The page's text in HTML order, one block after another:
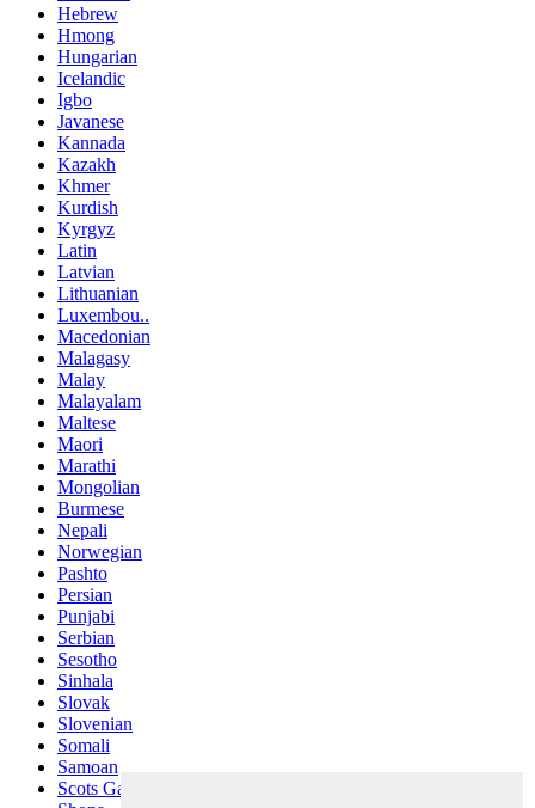
Hebrew
Hmong
Hungarian
Icelandic
Igbo
Javanese
Kannada
Kazakh
Khmer
Kurdish
Kyrgyz
Latin
Latvian
Lithuanian
Luxembou..
Macedonian
Malagasy
Malay
Malayalam
Maltese
Maori
Marathi
Mongolian
Burmese
Nepali
Norwegian
Pashto
Persian
Punjabi
Serbian
Sesotho
Sinhala
Slovak
Slovenian
Somali
Samoan
Scots Gaelic